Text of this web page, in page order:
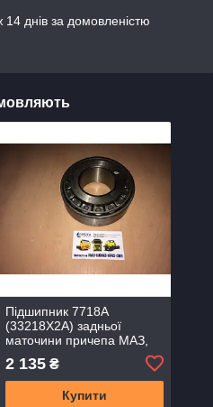
днів за домовленістю
Підшипник 7718A
(33218Х2А) задньої
маточини причепа МАЗ,
задньої маточини КрАЗ,
КамАЗ
2 135₴
Купити